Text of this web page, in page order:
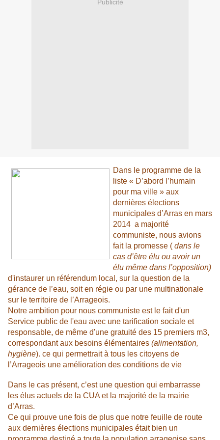
Publicité
Dans le programme de la
liste « D’abord l’humain
pour ma ville » aux
dernières élections
municipales d’Arras en mars
2014 a majorité
communiste, nous avions
fait la promesse ( dans le
cas d’être élu ou avoir un
élu même dans l’opposition)
d'instaurer un référendum local, sur la question de la
gérance de l’eau, soit en régie ou par une multinationale
sur le territoire de l’Arrageois.
Notre ambition pour nous communiste est le fait d'un
Service public de l'eau avec une tarification sociale et
responsable, de même d'une gratuité des 15 premiers m3,
correspondant aux besoins élémentaires (alimentation,
hygiène). ce qui permettrait à tous les citoyens de
l’Arrageois une amélioration des conditions de vie
Dans le cas présent, c’est une question qui embarrasse
les élus actuels de la CUA et la majorité de la mairie
d’Arras.
Ce qui prouve une fois de plus que notre feuille de route
aux dernières élections municipales était bien un